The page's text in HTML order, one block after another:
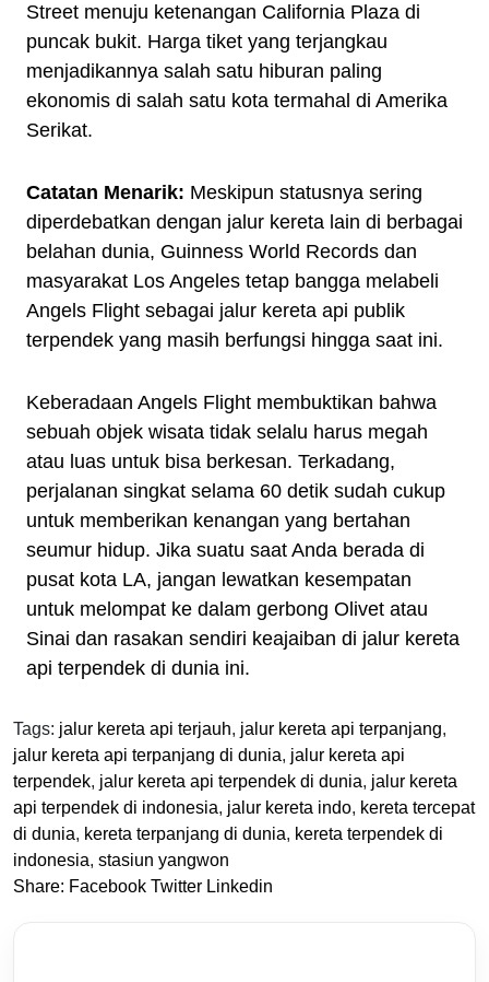
Street menuju ketenangan California Plaza di
puncak bukit. Harga tiket yang terjangkau
menjadikannya salah satu hiburan paling
ekonomis di salah satu kota termahal di Amerika
Serikat.
Catatan Menarik: Meskipun statusnya sering
diperdebatkan dengan jalur kereta lain di berbagai
belahan dunia, Guinness World Records dan
masyarakat Los Angeles tetap bangga melabeli
Angels Flight sebagai jalur kereta api publik
terpendek yang masih berfungsi hingga saat ini.
Keberadaan Angels Flight membuktikan bahwa
sebuah objek wisata tidak selalu harus megah
atau luas untuk bisa berkesan. Terkadang,
perjalanan singkat selama 60 detik sudah cukup
untuk memberikan kenangan yang bertahan
seumur hidup. Jika suatu saat Anda berada di
pusat kota LA, jangan lewatkan kesempatan
untuk melompat ke dalam gerbong Olivet atau
Sinai dan rasakan sendiri keajaiban di jalur kereta
api terpendek di dunia ini.
Tags: jalur kereta api terjauh, jalur kereta api terpanjang,
jalur kereta api terpanjang di dunia, jalur kereta api
terpendek, jalur kereta api terpendek di dunia, jalur kereta
api terpendek di indonesia, jalur kereta indo, kereta tercepat
di dunia, kereta terpanjang di dunia, kereta terpendek di
indonesia, stasiun yangwon
Share: Facebook Twitter Linkedin